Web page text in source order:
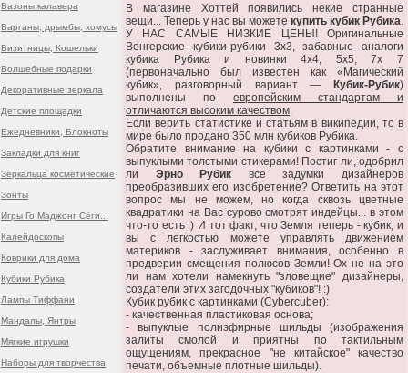
Вазоны калавера
Варганы, дрымбы, хомусы
Визитницы, Кошельки
Волшебные подарки
Декоративные зеркала
Детские площадки
Ежедневники, Блокноты
Закладки для книг
Зеркальца косметические
Зонты
Игры Го Маджонг Сёги...
Калейдоскопы
Коврики для дома
Кубики Рубика
Лампы Тиффани
Мандалы, Янтры
Мягкие игрушки
Наборы для творчества
В магазине Хоттей появились некие странные
вещи... Теперь у нас вы можете купить кубик Рубика.
У НАС САМЫЕ НИЗКИЕ ЦЕНЫ! Оригинальные
Венгерские кубики-рубики 3х3, забавные аналоги
кубика Рубика и новинки 4х4, 5х5, 7х 7
(первоначально был известен как «Магический
кубик», разговорный вариант —
Кубик-Рубик)
выполнены по европейским стандартам и
отличаются высоким качеством.
Если верить статистике и статьям в википедии, то в
мире было продано 350 млн кубиков Рубика.
Обратите внимание на кубики с картинками - с
выпуклыми толстыми стикерами! Постиг ли, одобрил
ли Эрно Рубик все задумки дизайнеров
преобразивших его изобретение? Ответить на этот
вопрос мы не можем, но когда сквозь цветные
квадратики на Вас сурово смотрят индейцы... в этом
что-то есть :) И тот факт, что Земля теперь - кубик, и
вы с легкостью можете управлять движением
материков - заслуживает внимания, особенно в
предверии смещения полюсов Земли! Ох не на это
ли нам хотели намекнуть "зловещие" дизайнеры,
создатели этих загодочных "кубиков"! :)
Кубик рубик с картинками (Cybercuber):
- качественная пластиковая основа;
- выпуклые полиэфирные шильды (изображения
залиты смолой и приятны по тактильным
ощущениям, прекрасное "не китайское" качество
печати, объемные плотные шильды).